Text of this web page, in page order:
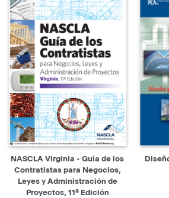
NASCLA Virginia - Guía de los
Contratistas para Negocios,
Leyes y Administración de
Proyectos, 11ª Edición